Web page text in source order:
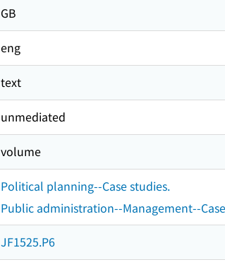
GB
eng
text
unmediated
volume
Political planning--Case studies.
Public administration--Management--
JF1525.P6